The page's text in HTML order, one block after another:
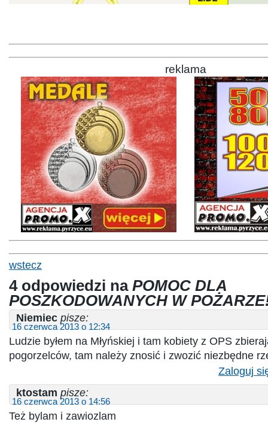
reklama
wstecz
4 odpowiedzi na POMOC DLA
POSZKODOWANYCH W
Niemiec pisze:
16 czerwca 2013 o 12:34
Ludzie byłem na Młyńskiej i tam kobiety z OPS
pogorzelców, tam należy znosić i zwozić niezbędne
Zaloguj
ktostam pisze:
16 czerwca 2013 o 14:56
Też bylam i zawiozlam